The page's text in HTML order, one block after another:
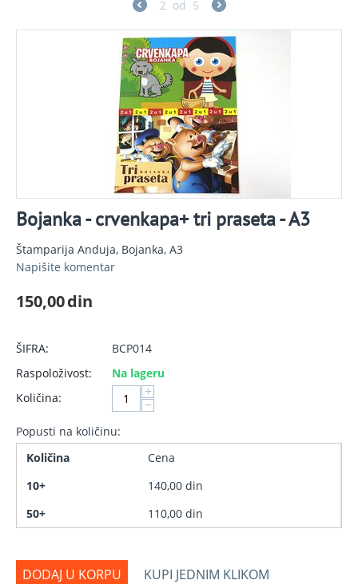
2 od 5
Bojanka - crvenkapa+ tri praseta - A3
Štamparija Anduja, Bojankа, A3
Napišite komentar
150,00din
ŠIFRA:
BCP014
Raspoloživost:
Na lageru
Količina:
+
−
Popusti na količinu:
Količina
Cena
10+
140,00 din
50+
110,00 din
DODAJ U KORPU
KUPI JEDNIM KLIKOM